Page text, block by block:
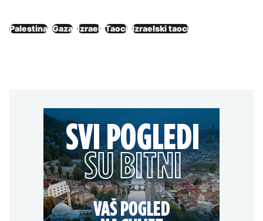
Palestina Gaza Izrael Taoci Izraelski taoci